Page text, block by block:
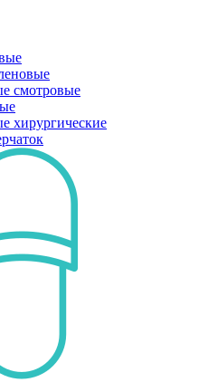
смотровые
хирургические